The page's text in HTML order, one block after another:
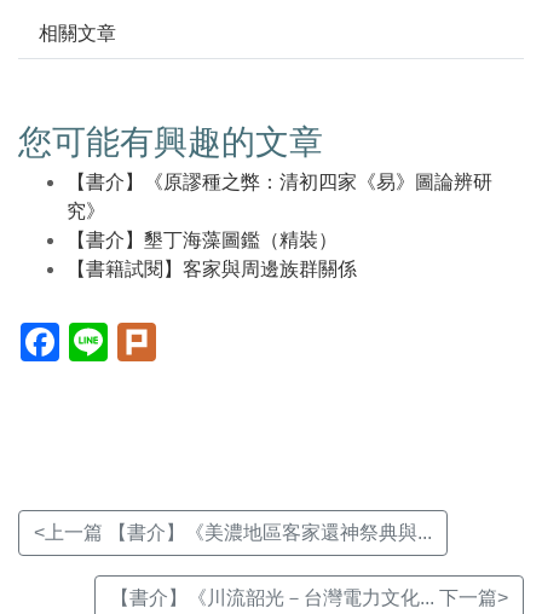
相關文章
您可能有興趣的文章
【書介】《原謬種之弊：清初四家《易》圖論辨研
究》
【書介】墾丁海藻圖鑑（精裝）
【書籍試閱】客家與周邊族群關係
Facebook(另
開
Line(另
開
<上一篇 【書介】《美濃地區客家還神祭典與...
【書介】《川流韶光－台灣電力文化... 下一篇>